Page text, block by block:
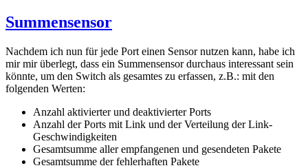
Summensensor
Nachdem ich nun für jede Port einen Sensor nutzen kann, habe ich
mir mir überlegt, dass ein Summensensor durchaus interessant sein
könnte, um den Switch als gesamtes zu erfassen, z.B.: mit den
folgenden Werten:
Anzahl aktivierter und deaktivierter Ports
Anzahl der Ports mit Link und der Verteilung der Link-
Geschwindigkeiten
Gesamtsumme aller empfangenen und gesendeten Pakete
Gesamtsumme der fehlerhaften Pakete